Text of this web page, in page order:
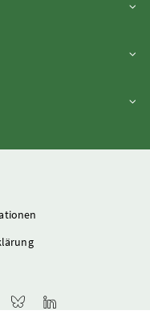
des Bundesministeriums
Auftritt des Ministeriums
X-Account des Ministeriums
Bluesky-Account des